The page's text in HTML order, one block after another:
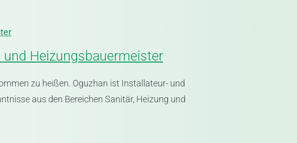
Heizungsbauermeister
zu heißen. Oguzhan ist Installateur- und
aus den Bereichen Sanitär, Heizung und